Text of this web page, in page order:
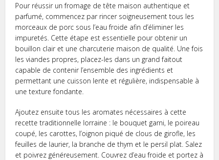
Pour réussir un fromage de tête maison authentique et
parfumé, commencez par rincer soigneusement tous les
morceaux de porc sous l’eau froide afin d’éliminer les
impuretés. Cette étape est essentielle pour obtenir un
bouillon clair et une charcuterie maison de qualité. Une fois
les viandes propres, placez-les dans un grand faitout
capable de contenir l’ensemble des ingrédients et
permettant une cuisson lente et régulière, indispensable à
une texture fondante.
Ajoutez ensuite tous les aromates nécessaires à cette
recette traditionnelle lorraine : le bouquet garni, le poireau
coupé, les carottes, l’oignon piqué de clous de girofle, les
feuilles de laurier, la branche de thym et le persil plat. Salez
et poivrez généreusement. Couvrez d’eau froide et portez à